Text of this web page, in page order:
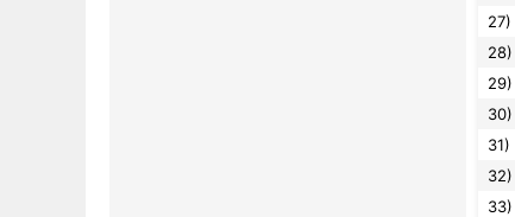
27)
28)
29)
30)
31)
32)
33)